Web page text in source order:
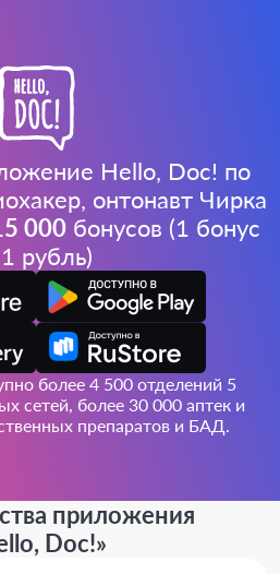
Hello, Doc! по
онтонавт Чирка
000бонусов (1 бонус
рубль)
более 4 500 отделений 5
сетей, более 30 000 аптек и
препаратов и БАД.
приложения
Doc!»